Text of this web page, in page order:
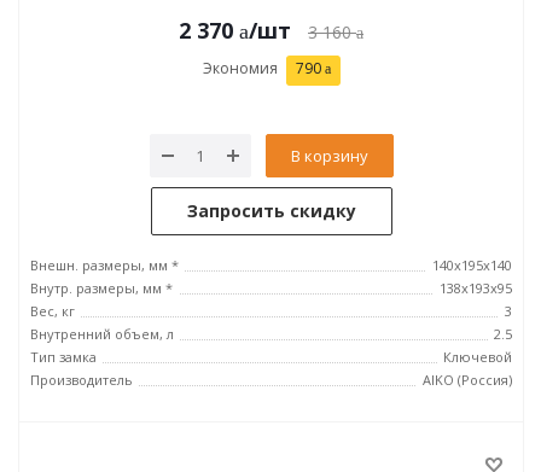
2 370 /шт 3 160
Экономия 790
В корзину
Запросить скидку
Внешн. размеры, мм *
140x195x140
Внутр. размеры, мм *
138x193x95
Вес, кг
3
Внутренний объем, л
2.5
Тип замка
Ключевой
Производитель
AIKO (Россия)